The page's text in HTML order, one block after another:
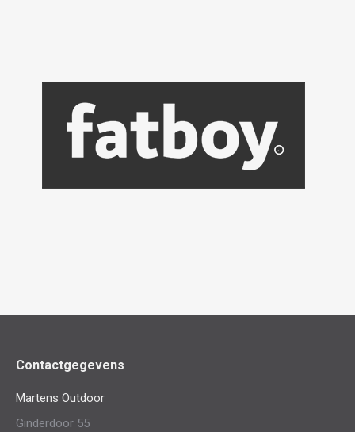
Contactgegevens
Martens Outdoor
Ginderdoor 55